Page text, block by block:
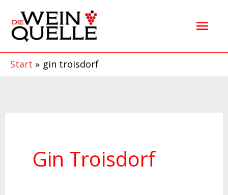
Inhalt
springen
Start gin troisdorf
Gin Troisdorf